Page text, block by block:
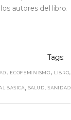
autores del libro.
Tags:
, ECOFEMINISMO, LIBRO,
BASICA, SALUD,SANIDAD